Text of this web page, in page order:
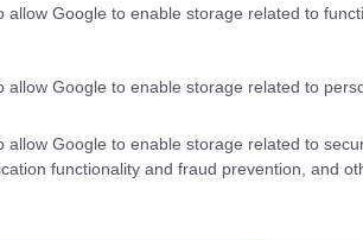
allow Google to enable storage related to
allow Google to enable storage related to
allow Google to enable storage related to
functionality and fraud prevention, and
της υποστελέχωσης και
τη δημόσια διοίκηση.
τις ευθύνες του!
μας στον τραυματισμένο
και πλήρη αποκατάσταση